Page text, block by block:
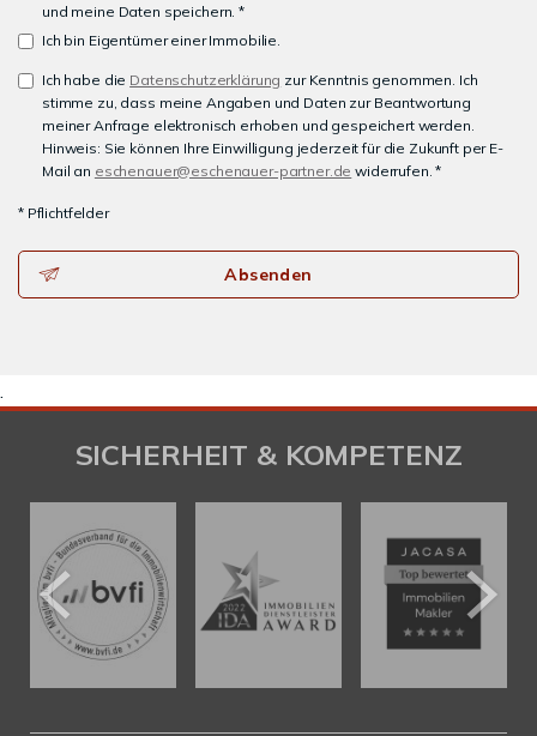
und meine Daten speichern. *
Ich bin Eigentümer einer Immobilie.
Ich habe die Datenschutzerklärung zur Kenntnis genommen. Ich
stimme zu, dass meine Angaben und Daten zur Beantwortung
meiner Anfrage elektronisch erhoben und gespeichert werden.
Hinweis: Sie können Ihre Einwilligung jederzeit für die Zukunft per E-
Mail an eschenauer@eschenauer-partner.de widerrufen. *
* Pflichtfelder
Absenden
.
SICHERHEIT & KOMPETENZ